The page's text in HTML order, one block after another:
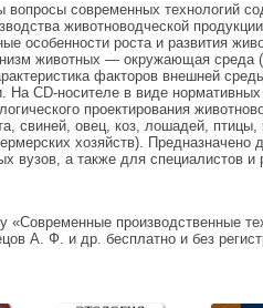
вопросы современных технологий
животноводческой
особенности роста и развития
животных — окружающая среда
факторов внешней
На CD-носителе в виде
проектирования
свиней, овец, коз, лошадей,
хозяйств). Предназначено
вузов, а также для специалистов и
«Современные производственные
А. Ф. и др. бесплатно и без